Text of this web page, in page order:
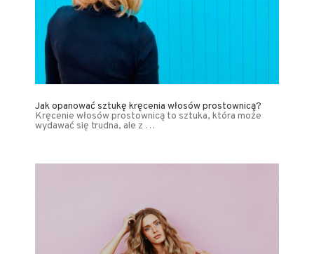
Jak opanować sztukę kręcenia włosów prostownicą?
Kręcenie włosów prostownicą to sztuka, która może
wydawać się trudna, ale z …